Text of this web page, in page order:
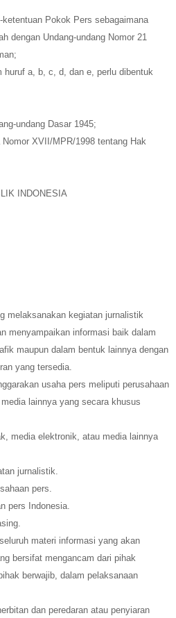
ketentuan Pokok Pers sebagaimana
dengan Undang-undang Nomor 21
huruf a, b, c, d, dan e, perlu dibentuk
undang Dasar 1945;
XVII/MPR/1998 tentang Hak
INDONESIA
melaksanakan kegiatan jurnalistik
menyampaikan informasi baik dalam
maupun dalam bentuk lainnya dengan
yang tersedia.
usaha pers meliputi perusahaan
lainnya yang secara khusus
media elektronik, atau media lainnya
jurnalistik.
pers.
pers Indonesia.
materi informasi yang akan
bersifat mengancam dari pihak
berwajib, dalam pelaksanaan
dan peredaran atau penyiaran